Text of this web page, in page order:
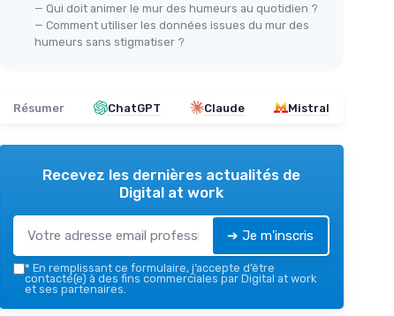
— Qui doit animer le mur des humeurs au quotidien ?
— Comment utiliser les données issues du mur des
humeurs sans stigmatiser ?
Résumer ChatGPT Claude Mistral
Recevez les dernières actualités de
Digital at work
➔ Je m'inscris
* En remplissant ce formulaire, j’accepte d’être
contacté(e) à des fins commerciales par Digital at work
et ses partenaires.